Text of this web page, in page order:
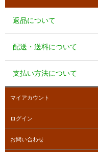
返品について
配送・送料について
支払い方法について
マイアカウント
ログイン
お問い合わせ